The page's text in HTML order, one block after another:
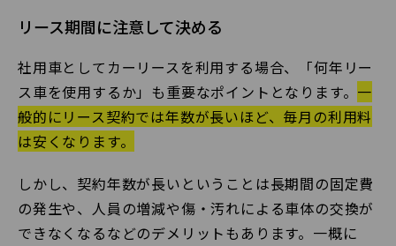
リース期間に注意して決める
社用車としてカーリースを利用する場合、「何年リー
ス車を使用するか」も重要なポイントとなります。 一
般的にリース契約では年数が長いほど、毎月の利用料
は安くなります。
しかし、契約年数が長いということは長期間の固定費
の発生や、人員の増減や傷・汚れによる車体の交換が
できなくなるなどのデメリットもあります。一概に